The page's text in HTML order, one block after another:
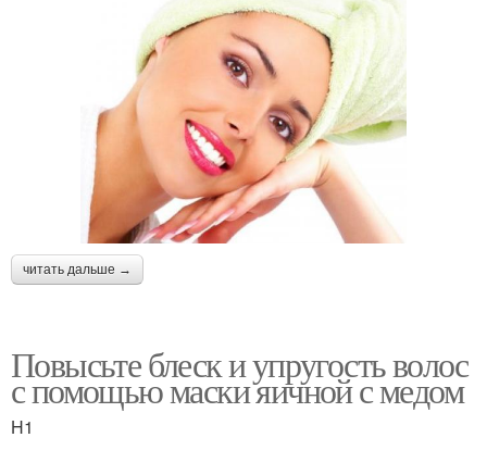
читать дальше →
Повысьте блеск и упругость волос
с помощью маски яичной с медом
H1